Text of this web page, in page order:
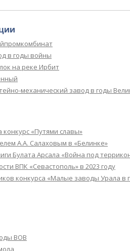
в годы войны
на реке Ирбит
механический завод в годы
«Путями славы»
А.А. Салаховым в «Белинке»
Булата Арсала «Война под
ВПК «Севастополь» в 2023 году
конкурса «Малые заводы Урала в
ВОВ